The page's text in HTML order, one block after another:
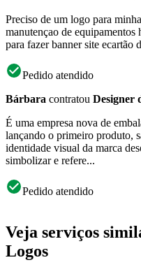
Preciso de um logo para
manutençao de
para fazer banner site ecartão
Pedido atendido
Bárbara contratou Designer
É uma empresa nova de
lançando o primeiro produto,
identidade visual da marca
simbolizar e refere...
Pedido atendido
Veja serviços
Logos